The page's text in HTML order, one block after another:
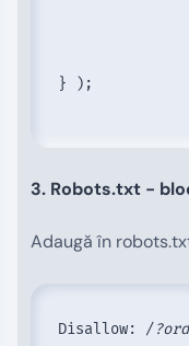
} );
3. Robots.txt -
Adaugă în
Disallow: /